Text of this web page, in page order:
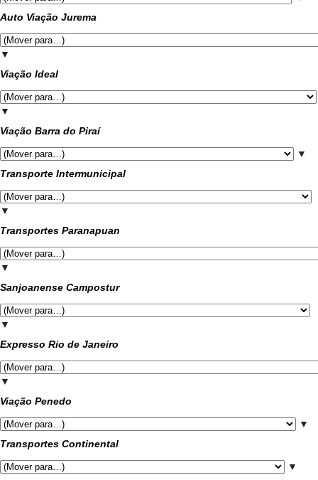
Auto Viação Jurema
▼
Viação Ideal
▼
Viação Barra do Piraí
▼
Transporte Intermunicipal
▼
Transportes Paranapuan
▼
Sanjoanense Campostur
▼
Expresso Rio de Janeiro
▼
Viação Penedo
▼
Transportes Continental
▼